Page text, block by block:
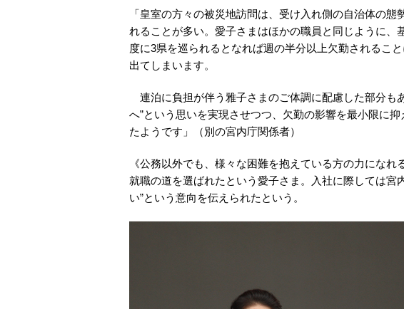
「皇室の方々の被災地訪問は、受け入れ側の自治体の
れることが多い。愛子さまはほかの職員と同じように、
度に3県を巡られるとなれば週の半分以上欠勤されるこ
出てしまいます。
連泊に負担が伴う雅子さまのご体調に配慮した部分も
へ”という思いを実現させつつ、欠勤の影響を最小限に
たようです」（別の宮内庁関係者）
《公務以外でも、様々な困難を抱えている方の力にな
就職の道を選ばれたという愛子さま。入社に際しては宮
い”という意向を伝えられたという。